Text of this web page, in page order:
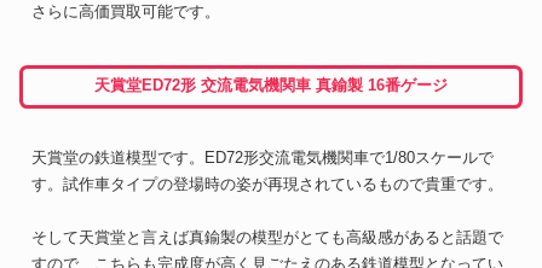
さらに高価買取可能です。
天賞堂ED72形 交流電気機関車 真鍮製 16番ゲージ
天賞堂の鉄道模型です。ED72形交流電気機関車で1/80スケールで
す。試作車タイプの登場時の姿が再現されているもので貴重です。
そして天賞堂と言えば真鍮製の模型がとても高級感があると話題で
すので、こちらも完成度が高く見ごたえのある鉄道模型となってい